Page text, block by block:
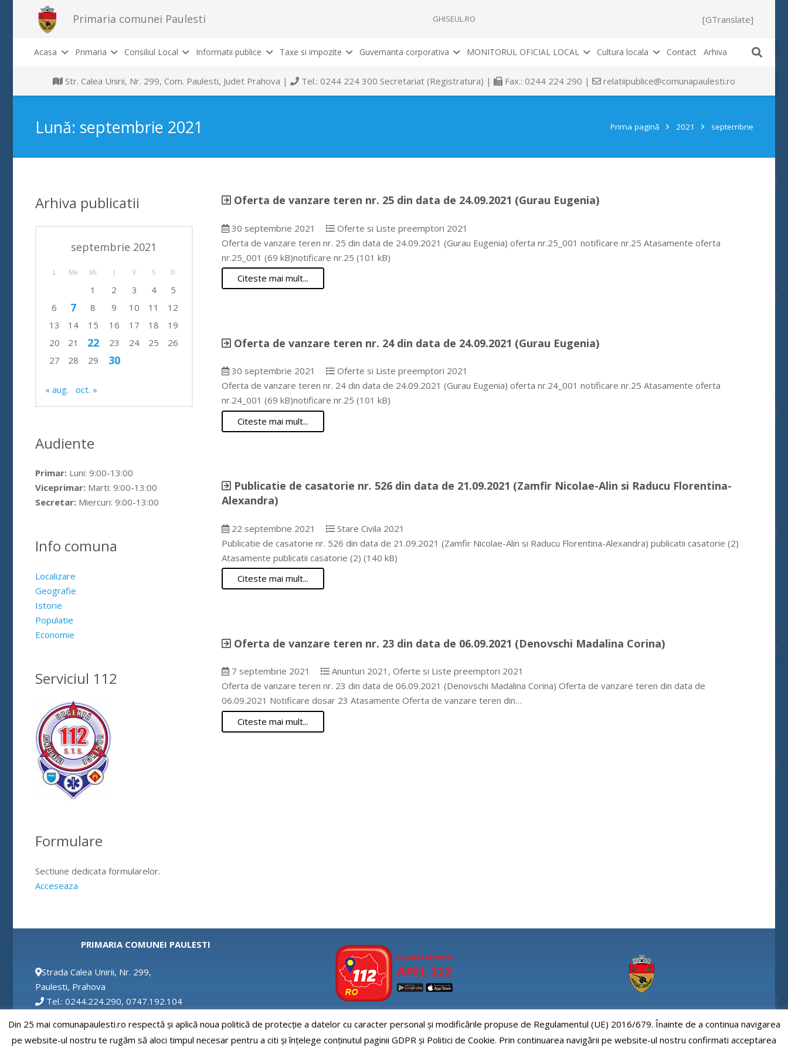
Primaria comunei Paulesti GHISEUL.RO [GTranslate]
Acasa Primaria Consiliul Local Informatii publice Taxe si impozite Guvernanta corporativa MONITORUL OFICIAL LOCAL Cultura locala Contact Arhiva
Str. Calea Unirii, Nr. 299, Com. Paulesti, Judet Prahova | Tel.: 0244 224 300 Secretariat (Registratura) | Fax.: 0244 224 290 | relatiipublice@comunapaulesti.ro
Lună: septembrie 2021 Prima pagină 2021 septembrie
Oferta de vanzare teren nr. 25 din data de 24.09.2021 (Gurau Eugenia)
30 septembrie 2021
Oferte si Liste preemptori 2021
Oferta de vanzare teren nr. 25 din data de 24.09.2021 (Gurau Eugenia) oferta nr.25_001 notificare nr.25 Atasamente oferta
nr.25_001 (69 kB)notificare nr.25 (101 kB)
Citeste mai mult...
Oferta de vanzare teren nr. 24 din data de 24.09.2021 (Gurau Eugenia)
30 septembrie 2021
Oferte si Liste preemptori 2021
Oferta de vanzare teren nr. 24 din data de 24.09.2021 (Gurau Eugenia) oferta nr.24_001 notificare nr.25 Atasamente oferta
nr.24_001 (69 kB)notificare nr.25 (101 kB)
Citeste mai mult...
Publicatie de casatorie nr. 526 din data de 21.09.2021 (Zamfir Nicolae-Alin si Raducu Florentina-
Alexandra)
22 septembrie 2021
Stare Civila 2021
Publicatie de casatorie nr. 526 din data de 21.09.2021 (Zamfir Nicolae-Alin si Raducu Florentina-Alexandra) publicatii casatorie (2)
Atasamente publicatii casatorie (2) (140 kB)
Citeste mai mult...
Oferta de vanzare teren nr. 23 din data de 06.09.2021 (Denovschi Madalina Corina)
7 septembrie 2021 Anunturi 2021 , Oferte si Liste preemptori 2021
Oferta de vanzare teren nr. 23 din data de 06.09.2021 (Denovschi Madalina Corina) Oferta de vanzare teren din data de
06.09.2021 Notificare dosar 23 Atasamente Oferta de vanzare teren din…
Citeste mai mult...
Arhiva publicatii
septembrie 2021
L Ma Mi J V S D
1 2 3 4
5
6
7 8 9 10 11
12
13
14 15 16 17 18
19
20
21 22 23 24 25
26
27
28 29 30
« aug. oct. »
Audiente
Primar:Luni: 9:00-13:00
Viceprimar:Marti: 9:00-13:00
Secretar:Miercuri: 9:00-13:00
Info comuna
Localizare
Geografie
Istorie
Populatie
Economie
Serviciul 112
Formulare
Sectiune dedicata formularelor.
Acceseaza
PRIMARIA COMUNEI PAULESTI
Strada Calea Unirii, Nr. 299,
Paulesti, Prahova
Tel.: 0244.224.290, 0747.192.104
Email: secretar@comunapaulesti.ro
Aplicatia APEL112
Din 25 mai comunapaulesti.ro respectă și aplică noua politică de protecție a datelor cu caracter personal și modificările propuse de Regulamentul (UE) 2016/679. Înainte de a continua navigarea
pe website-ul nostru te rugăm să aloci timpul necesar pentru a citi și înțelege conținutul paginii GDPR și Politici de Cookie. Prin continuarea navigării pe website-ul nostru confirmati acceptarea